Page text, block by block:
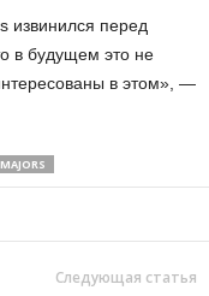
извинился перед
в будущем это не
в этом», —
Следующая статья